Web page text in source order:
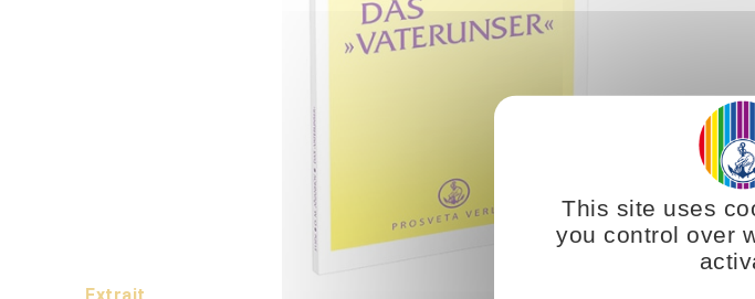
This site uses
you control over